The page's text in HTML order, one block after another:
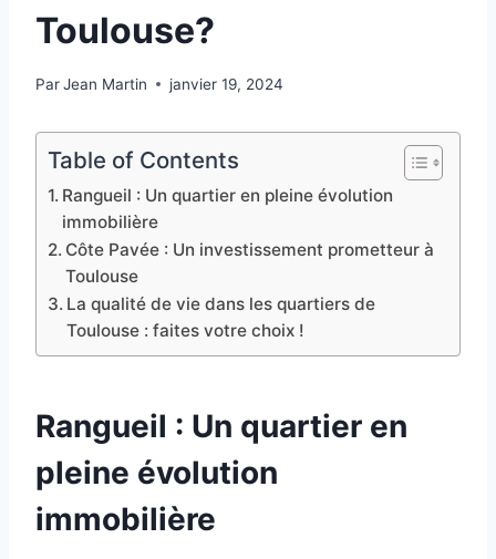
Toulouse?
ParJean Martin janvier 19, 2024
Table of Contents
Rangueil : Un quartier en pleine évolution
immobilière
Côte Pavée : Un investissement prometteur à
Toulouse
La qualité de vie dans les quartiers de
Toulouse : faites votre choix !
Rangueil : Un quartier en
pleine évolution
immobilière